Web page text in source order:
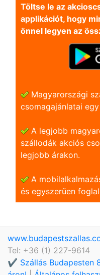
Töltse le az
applikációt, hogy
önnel legyen az
Magyarországi
csomagajánlatai
A legjobb
szállodák akciós
legjobb árakon.
A
és egyszerũen
Tel: +36 (1) 227-9614
✔️ Szállás Budapesten